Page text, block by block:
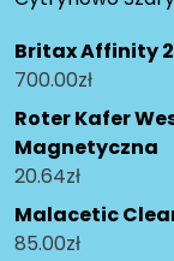
Britax Affinity
700.00zł
Roter Kafer
Magnetyczna
20.64zł
Malacetic
85.00zł